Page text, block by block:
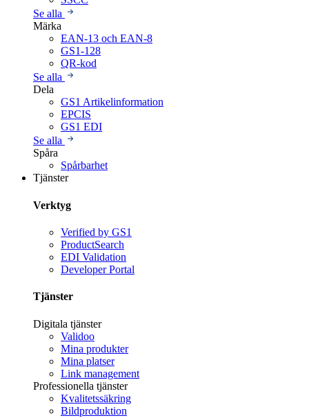
Se alla
Märka
EAN-13 och EAN-8
GS1-128
QR-kod
Se alla
Dela
GS1 Artikelinformation
EPCIS
GS1 EDI
Se alla
Spåra
Spårbarhet
Tjänster
Verktyg
Verified by GS1
ProductSearch
EDI Validation
Developer Portal
Tjänster
Digitala tjänster
Validoo
Mina produkter
Mina platser
Link management
Professionella tjänster
Kvalitetssäkring
Bildproduktion